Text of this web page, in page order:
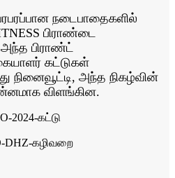
நடைபாதைகளில்
பிராண்டை
பிராண்ட்
கட்டுகள்
நினைவூட்டி, அந்த நிகழ்வின்
விளங்கின.